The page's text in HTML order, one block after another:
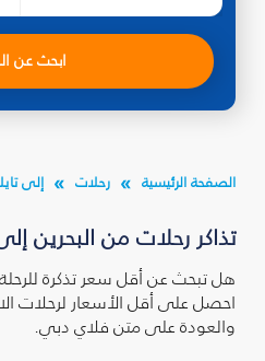
ابحث عن
الصفحة الرئيسية رحلات إلى
تذاكر رحلات من البحرين
هل تبحث عن أقل سعر تذكرة
احصل على أقل الأسعار لرحلات
والعودة على متن فلاي دبي.